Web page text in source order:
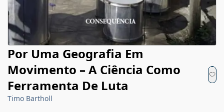
Por Uma Geografia Em
Movimento – A Ciência Como
Ferramenta De Luta
Timo Bartholl